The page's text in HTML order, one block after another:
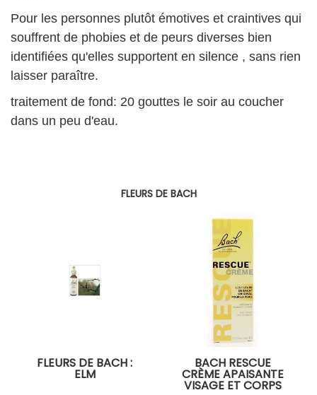
Pour les personnes plutôt émotives et craintives qui
souffrent de phobies et de peurs diverses bien
identifiées qu'elles supportent en silence , sans rien
laisser paraître.
traitement de fond: 20 gouttes le soir au coucher
dans un peu d'eau.
FLEURS DE BACH
FLEURS DE BACH :
ELM
BACH RESCUE
CRÈME APAISANTE
VISAGE ET CORPS